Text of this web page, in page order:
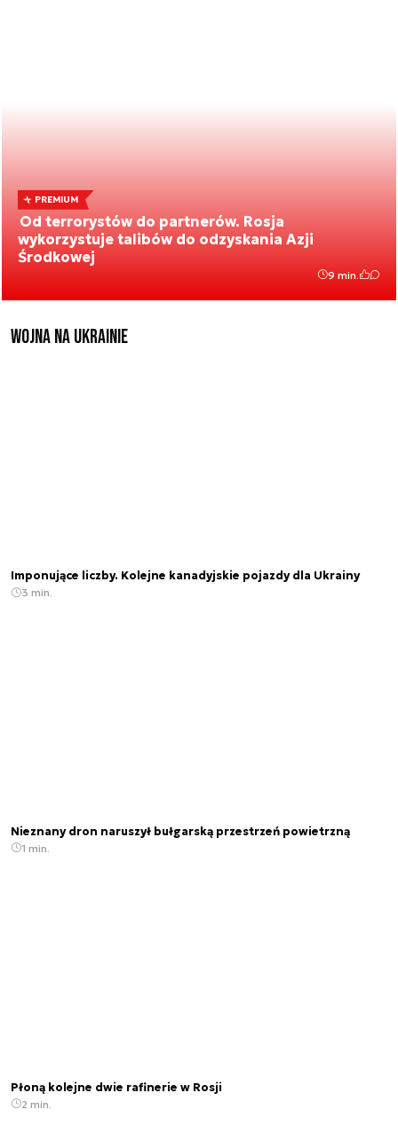
PREMIUM
Od terrorystów do partnerów. Rosja
wykorzystuje talibów do odzyskania Azji
Środkowej
9 min.
Wojna na Ukrainie
Imponujące liczby. Kolejne kanadyjskie pojazdy dla Ukrainy
3 min.
Nieznany dron naruszył bułgarską przestrzeń powietrzną
1 min.
Płoną kolejne dwie rafinerie w Rosji
2 min.